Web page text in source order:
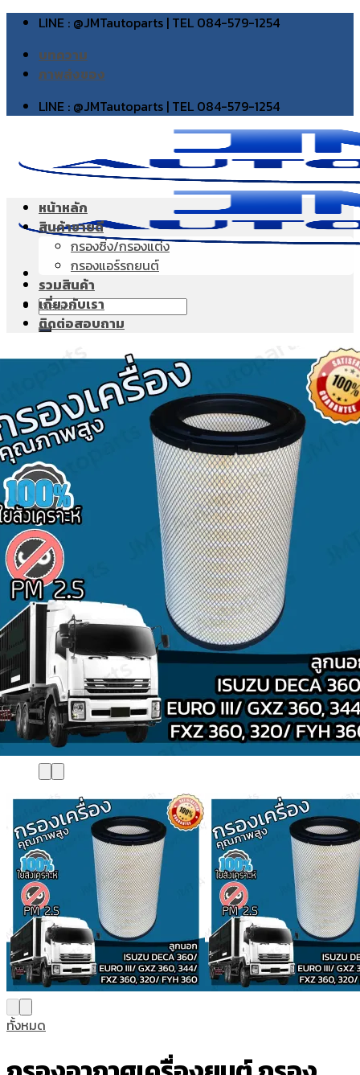
Skip
content
LINE : @JMTautoparts | TEL 084-579-1254
บทความ
ภาพส่งของ
LINE : @JMTautoparts | TEL 084-579-1254
Search
for:
Search
for:
หน้าหลัก
สินค้าขายดี
กรองซิ่ง/กรองแต่ง
กรองแอร์รถยนต์
รวมสินค้า
เกี่ยวกับเรา
ติดต่อสอบถาม
ทั้งหมด